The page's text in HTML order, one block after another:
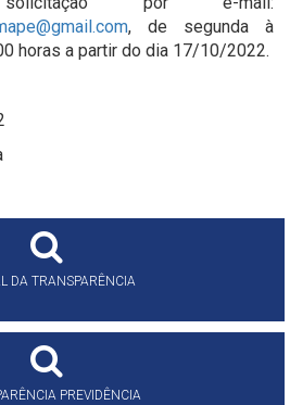
, de segunda à
horas a partir do dia 17/10/2022.
DA TRANSPARÊNCIA
PREVIDÊNCIA